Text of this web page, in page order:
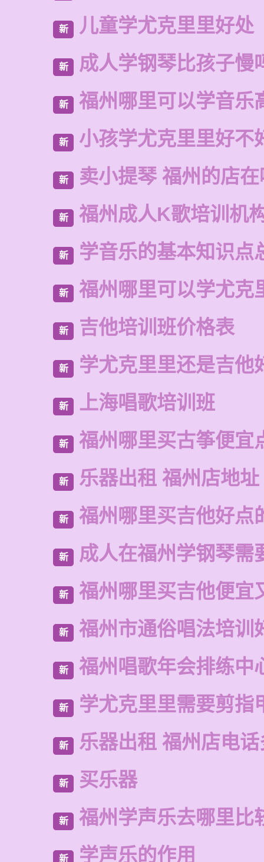
新 儿童学尤克里里好处
新 成人学钢琴比孩子慢
新 福州哪里可以学音乐
新 小孩学尤克里里好不
新 卖小提琴 福州的店
新 福州成人K歌培训机
新 学音乐的基本知识点
新 福州哪里可以学尤克
新 吉他培训班价格表
新 学尤克里里还是吉他
新 上海唱歌培训班
新 福州哪里买古筝便宜
新 乐器出租 福州店地址
新 福州哪里买吉他好点
新 成人在福州学钢琴需
新 福州哪里买吉他便宜
新 福州市通俗唱法培训
新 福州唱歌年会排练中
新 学尤克里里需要剪指
新 乐器出租 福州店电
新 买乐器
新 福州学声乐去哪里比
新 学声乐的作用